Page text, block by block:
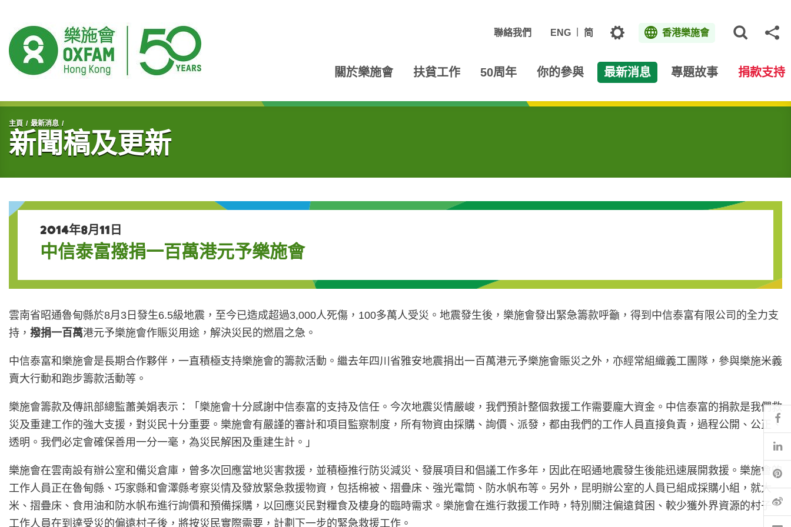
聯絡我們 ENG 简 主題 香港樂施會
關於樂施會 扶貧工作 50周年 你的參與 最新消息 專題故事 捐款支持
開始主要內容
主頁 最新消息
新聞稿及更新
2014年8月11日
中信泰富撥捐一百萬港元予樂施會
雲南省昭通魯甸縣於8月3日發生6.5級地震，至今已造成超過3,000人死傷，100多萬人受災。地震發生後，樂施會發出緊急籌款呼籲，得到中信泰富有限公司的全力支
持， 撥捐一百萬港元予樂施會作賑災用途，解決災民的燃眉之急。
中信泰富和樂施會是長期合作夥伴，一直積極支持樂施會的籌款活動。繼去年四川省雅安地震捐出一百萬港元予樂施會賑災之外，亦經常組織義工團隊，參與樂施米義
賣大行動和跑步籌款活動等。
樂施會籌款及傳訊部總監蕭美娟表示：「樂施會十分感謝中信泰富的支持及信任。今次地震災情嚴峻，我們預計整個救援工作需要龐大資金。中信泰富的捐款是我們救
災及重建工作的強大支援，對災民十分重要。樂施會有嚴謹的審計和項目監察制度，所有物資由採購、詢價、派發，都由我們的工作人員直接負責，過程公開、公正、
透明。我們必定會確保善用一分一毫，為災民解困及重建生計。」
樂施會在雲南設有辦公室和備災倉庫，曾多次回應當地災害救援，並積極推行防災減災、發展項目和倡議工作多年，因此在昭通地震發生後能迅速展開救援。樂施會的
工作人員正在魯甸縣、巧家縣和會澤縣考察災情及發放緊急救援物資，包括棉被、摺疊床、強光電筒、防水帆布等。另外，昆明辦公室的人員已組成採購小組，就大
米、摺疊床、食用油和防水帆布進行詢價和預備採購，以回應災民對糧食及棲身的臨時需求。樂施會在進行救援工作時，特別關注偏遠貧困、較少獲外界資源的村子，
工作人員在到達受災的偏遠村子後，將按災民實際需要，計劃下一步的緊急救援工作。